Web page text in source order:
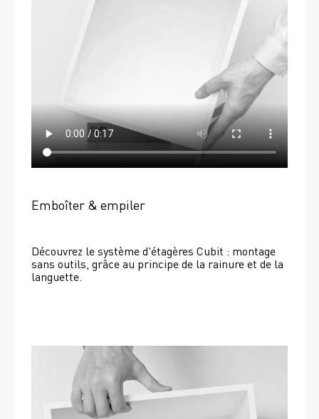
Emboîter & empiler
Découvrez le système d'étagères Cubit : montage
sans outils, grâce au principe de la rainure et de la
languette.